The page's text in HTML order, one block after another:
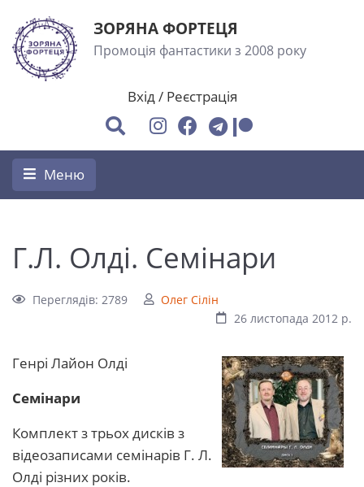
ЗОРЯНА ФОРТЕЦЯ
Промоція фантастики з 2008 року
Вхід/ Реєстрація
Меню
Г.Л. Олді. Семінари
Переглядів: 2789
Олег Сілін
26 листопада 2012 р.
Генрі Лайон Олді
Семінари
Комплект з трьох дисків з
відеозаписами семінарів Г. Л.
Олді різних років.